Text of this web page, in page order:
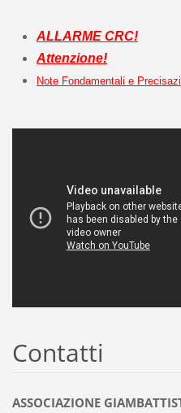
ALLARME CRC!
Attenzione!
Note Fondamentali e
Contatti
ASSOCIAZIONE